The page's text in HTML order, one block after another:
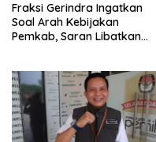
Fraksi Gerindra Ingatkan
Soal Arah Kebijakan
Pemkab, Saran Libatkan